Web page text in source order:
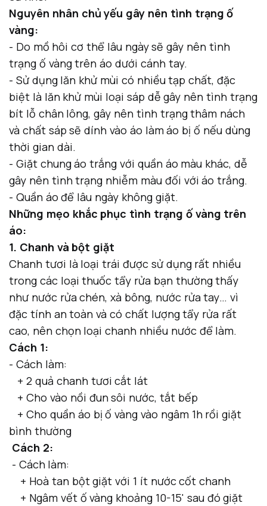
Nguyên nhân chủ yếu gây nên tình trạng ố
vàng:
- Do mồ hôi cơ thể lâu ngày sẽ gây nên tình
trạng ố vàng trên áo dưới cánh tay.
- Sử dụng lăn khử mùi có nhiều tạp chất, đặc
biệt là lăn khử mùi loại sáp dễ gây nên tình trạng
bít lỗ chân lông, gây nên tình trạng thâm nách
và chất sáp sẽ dính vào áo làm áo bị ố nếu dùng
thời gian dài.
- Giặt chung áo trắng với quần áo màu khác, dễ
gây nên tình trạng nhiễm màu đối với áo trắng.
- Quần áo để lâu ngày không giặt.
Những mẹo khắc phục tình trạng ố vàng trên
áo:
1. Chanh và bột giặt
Chanh tươi là loại trái được sử dụng rất nhiều
trong các loại thuốc tẩy rửa bạn thường thấy
như nước rửa chén, xà bông, nước rửa tay… vì
đặc tính an toàn và có chất lượng tẩy rửa rất
cao, nên chọn loại chanh nhiều nước để làm.
Cách 1:
- Cách làm:
+ 2 quả chanh tươi cắt lát
+ Cho vào nồi đun sôi nước, tắt bếp
+ Cho quần áo bị ố vàng vào ngâm 1h rồi giặt
bình thường
Cách 2:
- Cách làm:
+ Hoà tan bột giặt với 1 ít nước cốt chanh
+ Ngâm vết ố vàng khoảng 10-15' sau đó giặt